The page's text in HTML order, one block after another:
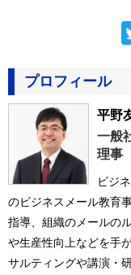
プロフィール
平野
一般
理事
ビジ
のビジネスメール教育
指導、組織のメールの
や生産性向上などを手
サルティングや講演・